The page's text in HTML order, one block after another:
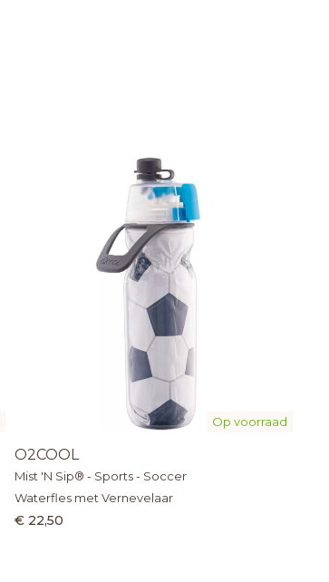
Op voorraad
O2COOL
Mist 'N Sip® - Sports - Soccer
Waterfles met Vernevelaar
€ 22,50